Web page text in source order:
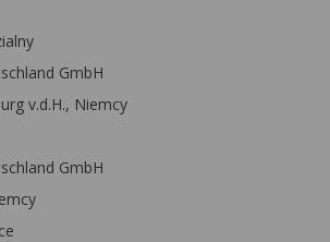
GmbH
v.d.H., Niemcy
GmbH